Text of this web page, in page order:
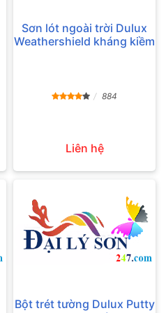
Sơn lót ngoài trời Dulux
Weathershield kháng kiềm
884
Liên hệ
Bột trét tường Dulux Putty